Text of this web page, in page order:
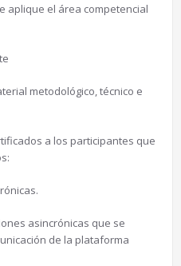
aplique el área competencial
metodológico, técnico e
a los participantes que
asincrónicas que se
de la plataforma